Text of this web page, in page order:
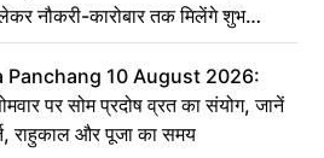
नौकरी-कारोबार तक मिलेंगे शुभ
Panchang 10 August 2026:
पर सोम प्रदोष व्रत का संयोग, जानें
राहुकाल और पूजा का समय